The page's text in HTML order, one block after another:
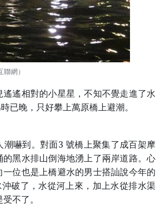
聯網）
遙相對的小星星，不知不覺走進了水
已晚，只好攀上萬原橋上避潮。
嚇到。對面3 號橋上聚集了成百架摩
黑水排山倒海地湧上了兩岸道路。心
位也是上橋避水的男士搭訕說今年的
破了，水從河上來，加上水從排水渠
不了。